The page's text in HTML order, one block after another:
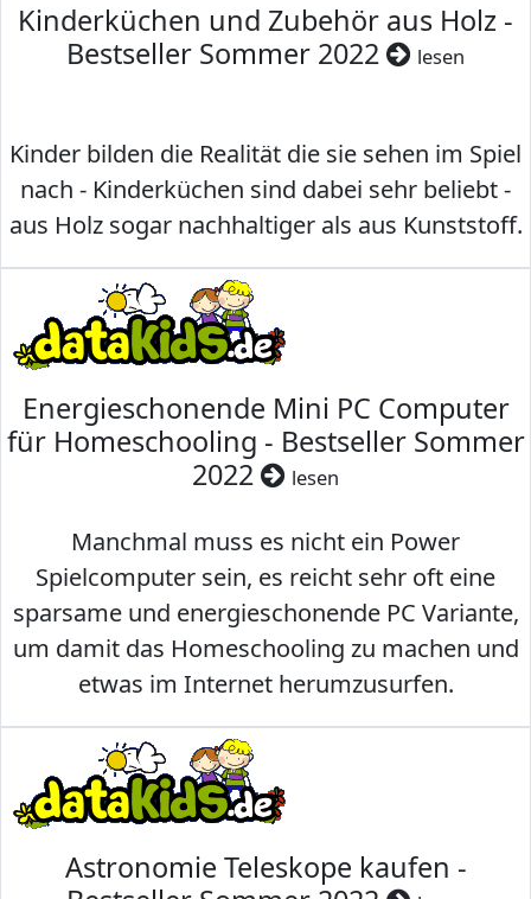
Kinderküchen und Zubehör aus Holz -
Bestseller Sommer 2022
lesen
Kinder bilden die Realität die sie sehen im Spiel
nach - Kinderküchen sind dabei sehr beliebt -
aus Holz sogar nachhaltiger als aus Kunststoff.
Energieschonende Mini PC Computer
für Homeschooling - Bestseller Sommer
2022
lesen
Manchmal muss es nicht ein Power
Spielcomputer sein, es reicht sehr oft eine
sparsame und energieschonende PC Variante,
um damit das Homeschooling zu machen und
etwas im Internet herumzusurfen.
Astronomie Teleskope kaufen -